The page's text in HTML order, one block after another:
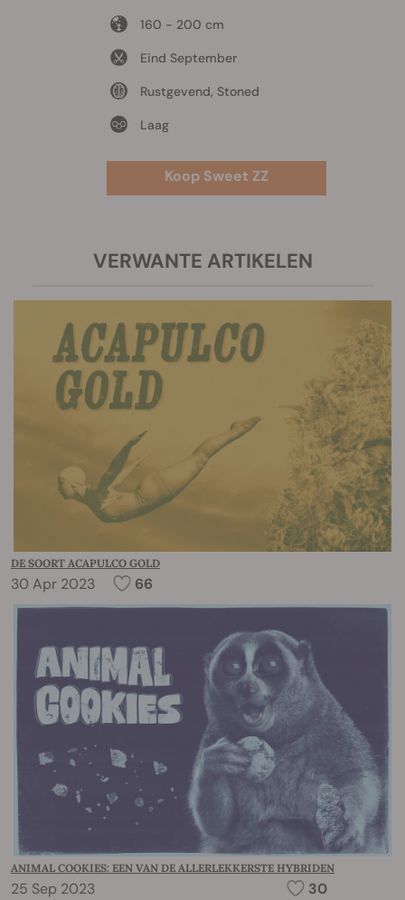
160 - 200 cm
Eind September
Rustgevend, Stoned
Laag
Koop Sweet ZZ
VERWANTE ARTIKELEN
DE SOORT ACAPULCO GOLD
30 Apr 2023 66
ANIMAL COOKIES: EEN VAN DE ALLERLEKKERSTE HYBRIDEN
25 Sep 2023 30